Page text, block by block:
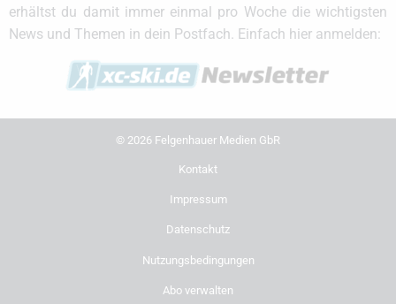
erhältst du damit immer einmal pro Woche die wichtigsten
News und Themen in dein Postfach. Einfach hier anmelden:
© 2026 Felgenhauer Medien GbR
Kontakt
Impressum
Datenschutz
Nutzungsbedingungen
Abo verwalten